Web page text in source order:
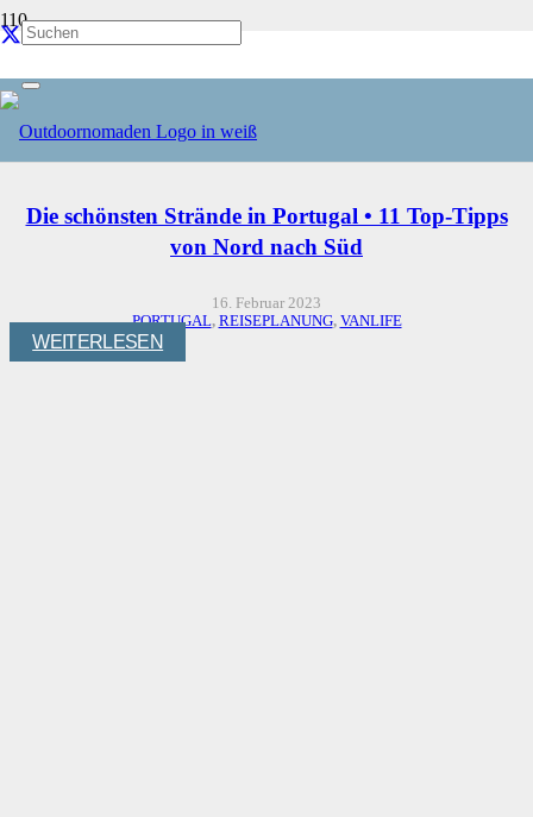
Start
Reiseplanung
Die schönsten Strände in Portugal • 11 Top-Tipps
von Nord nach Süd
16. Februar 2023
PORTUGAL, REISEPLANUNG, VANLIFE
WEITERLESEN